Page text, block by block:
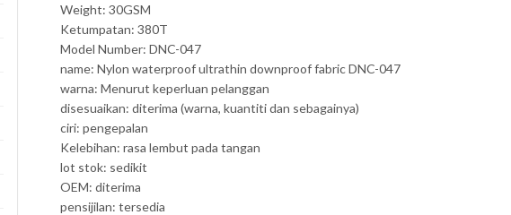
Weight: 30GSM
Ketumpatan: 380T
Model Number: DNC-047
name: Nylon waterproof ultrathin downproof fabric DNC-047
warna: Menurut keperluan pelanggan
disesuaikan: diterima (warna, kuantiti dan sebagainya)
ciri: pengepalan
Kelebihan: rasa lembut pada tangan
lot stok: sedikit
OEM: diterima
pensijilan: tersedia